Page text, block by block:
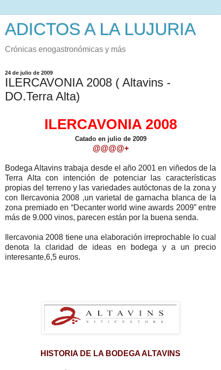
ADICTOS A LA LUJURIA
Crónicas enogastronómicas y más
24 de julio de 2009
ILERCAVONIA 2008 ( Altavins -
DO.Terra Alta)
ILERCAVONIA 2008
Catado en julio de 2009
@@@@+
Bodega Altavins trabaja desde el año 2001 en viñedos de la
Terra Alta con intención de potenciar las características
propias del terreno y las variedades autóctonas de la zona y
con Ilercavonia 2008 ,un varietal de garnacha blanca de la
zona premiado en “Decanter world wine awards 2009” entre
más de 9.000 vinos, parecen están por la buena senda.
Ilercavonia 2008 tiene una elaboración irreprochable lo cual
denota la claridad de ideas en bodega y a un precio
interesante,6,5 euros.
HISTORIA DE LA BODEGA ALTAVINS